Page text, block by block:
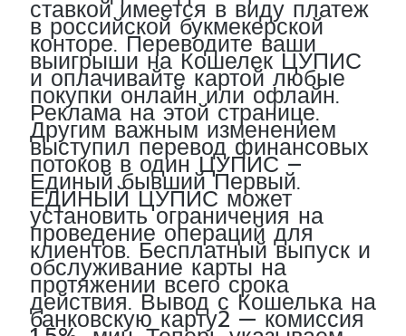
ставкой имеется в виду платеж
в российской букмекерской
конторе. Переводите ваши
выигрыши на Кошелек ЦУПИС
и оплачивайте картой любые
покупки онлайн или офлайн.
Реклама на этой странице.
Другим важным изменением
выступил перевод финансовых
потоков в один ЦУПИС –
Единый бывший Первый.
ЕДИНЫЙ ЦУПИС может
установить ограничения на
проведение операций для
клиентов. Бесплатный выпуск и
обслуживание карты на
протяжении всего срока
действия. Вывод с Кошелька на
банковскую карту2 — комиссия